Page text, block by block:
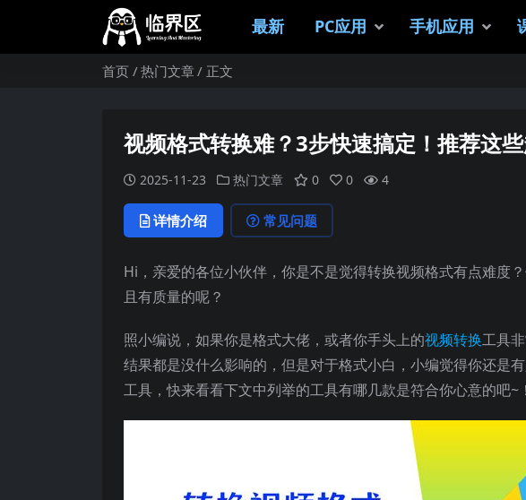
最新 PC应用 手机应用
首页 热门文章 正文
视频格式转换难？3步快速搞定！推荐这
2025-11-23 热门文章 0 0 4
详情介绍 常见问题
Hi，亲爱的各位小伙伴，你是不是觉得转换视频格式有点难度
且有质量的呢？
照小编说，如果你是格式大佬，或者你手头上的视频转换工具
结果都是没什么影响的，但是对于格式小白，小编觉得你还是
工具，快来看看下文中列举的工具有哪几款是符合你心意的吧~！